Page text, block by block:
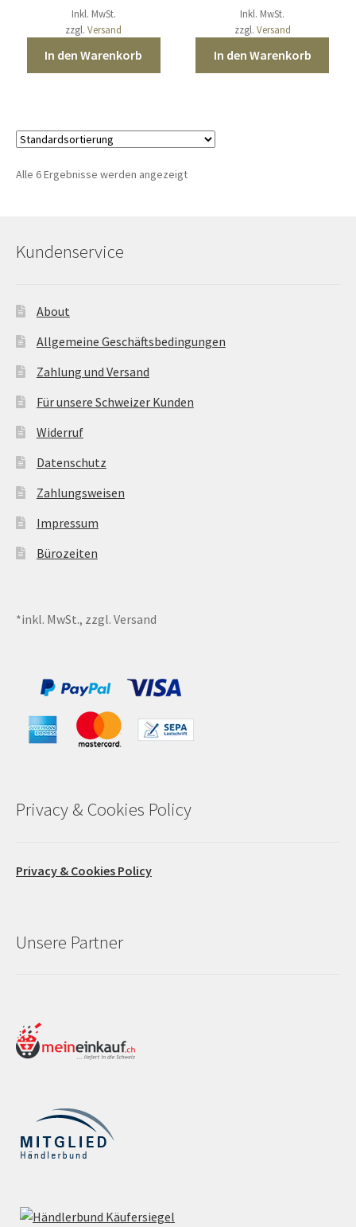
Inkl. MwSt.
zzgl.Versand
In den Warenkorb
Inkl. MwSt.
zzgl. Versand
In den Warenkorb
Alle 6 Ergebnisse werden angezeigt
Kundenservice
About
Allgemeine Geschäftsbedingungen
Zahlung und Versand
Für unsere Schweizer Kunden
Widerruf
Datenschutz
Zahlungsweisen
Impressum
Bürozeiten
*inkl. MwSt., zzgl. Versand
Privacy & Cookies Policy
Privacy & Cookies Policy
Unsere Partner